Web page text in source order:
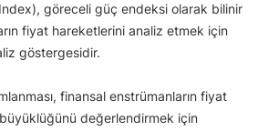
göreceli güç endeksi olarak bilinir
fiyat hareketlerini analiz etmek için
göstergesidir.
finansal enstrümanların fiyat
büyüklüğünü değerlendirmek için